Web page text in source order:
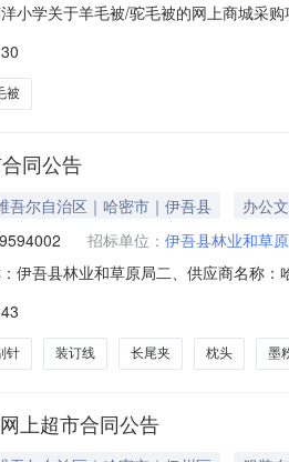
小学关于羊毛被/驼毛被的网上商城采
名称:海安市报价起止时间:-二、采购
被
同公告
吾尔自治区｜哈密市｜伊吾县
办公
招标单位： 伊吾县林业和草
伊吾县林业和草原局二、供应商名称
张1.001951952201002茶花
针 装订线 长尾夹 枕头 墨
上超市合同公告